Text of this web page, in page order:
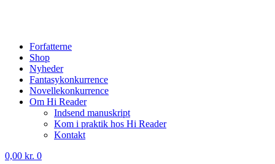
Forfatterne
Shop
Nyheder
Fantasykonkurrence
Novellekonkurrence
Om Hi Reader
Indsend manuskript
Kom i praktik hos Hi Reader
Kontakt
0,00 kr. 0